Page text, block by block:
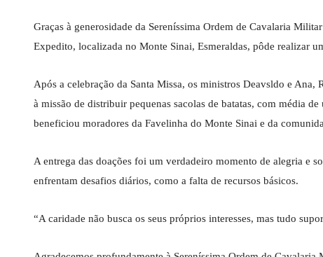
Graças à generosidade da Sereníssima Ordem de Cavalaria
Expedito, localizada no Monte Sinai, Esmeraldas, pôde realizar
Após a celebração da Santa Missa, os ministros Deavsldo e
à missão de distribuir pequenas sacolas de batatas, com média
beneficiou moradores da Favelinha do Monte Sinai e da
A entrega das doações foi um verdadeiro momento de alegria e
enfrentam desafios diários, como a falta de recursos básicos.
“A caridade não busca os seus próprios interesses, mas tudo